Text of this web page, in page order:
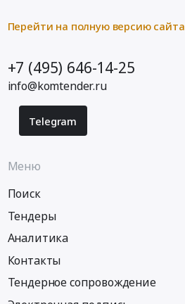
Перейти на полную версию сайта
+7 (495) 646-14-25
info@komtender.ru
Telegram
Меню
Поиск
Тендеры
Аналитика
Контакты
Тендерное сопровождение